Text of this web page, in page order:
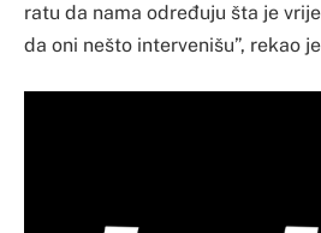
ratu da nama određuju šta je
da oni nešto intervenišu”, rekao